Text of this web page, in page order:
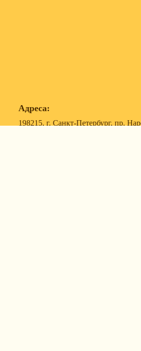
Адреса:
198215, г. Санкт-Петербург, пр.